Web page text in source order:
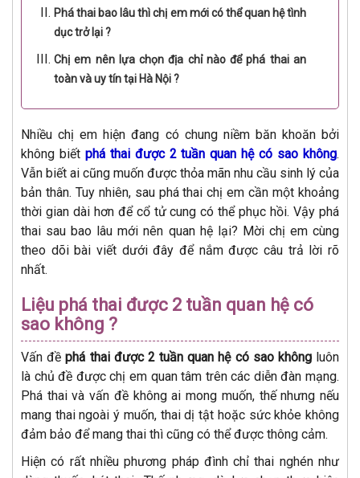
Phá thai bao lâu thì chị em mới có thể quan hệ tình
dục trở lại ?
Chị em nên lựa chọn địa chỉ nào để phá thai an
toàn và uy tín tại Hà Nội ?
Nhiều chị em hiện đang có chung niềm băn khoăn bởi
không biết phá thai được 2 tuần quan hệ có sao không.
Vẫn biết ai cũng muốn được thỏa mãn nhu cầu sinh lý của
bản thân. Tuy nhiên, sau phá thai chị em cần một khoảng
thời gian dài hơn để cổ tử cung có thể phục hồi. Vậy phá
thai sau bao lâu mới nên quan hệ lại? Mời chị em cùng
theo dõi bài viết dưới đây để nắm được câu trả lời rõ
nhất.
Liệu phá thai được 2 tuần quan hệ có
sao không ?
Vấn đề phá thai được 2 tuần quan hệ có sao không luôn
là chủ đề được chị em quan tâm trên các diễn đàn mạng.
Phá thai và vấn đề không ai mong muốn, thế nhưng nếu
mang thai ngoài ý muốn, thai dị tật hoặc sức khỏe không
đảm bảo để mang thai thì cũng có thể được thông cảm.
Hiện có rất nhiều phương pháp đình chỉ thai nghén như